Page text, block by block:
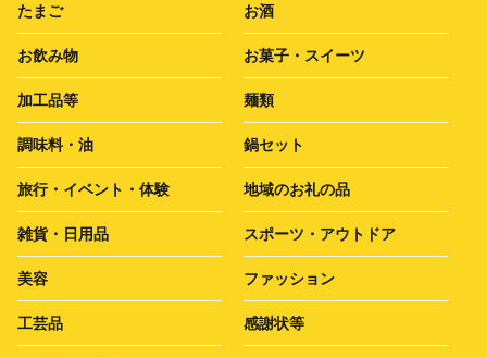
たまご お酒
お飲み物 お菓子・スイーツ
加工品等 麺類
調味料・油 鍋セット
旅行・イベント・体験 地域のお礼の品
雑貨・日用品 スポーツ・アウトドア
美容 ファッション
工芸品 感謝状等